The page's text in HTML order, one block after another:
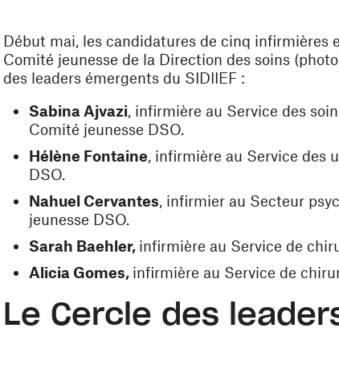
Début mai, les candidatures de cinq
Comité jeunesse de la Direction des soins
des leaders émergents du SIDIIEF :
Sabina Ajvazi, infirmière au Service des
Comité jeunesse DSO.
Hélène Fontaine, infirmière au Service des
DSO.
Nahuel Cervantes, infirmier au Secteur
jeunesse DSO.
Sarah Baehler, infirmière au Service de
Alicia Gomes, infirmière au Service de
Le Cercle des